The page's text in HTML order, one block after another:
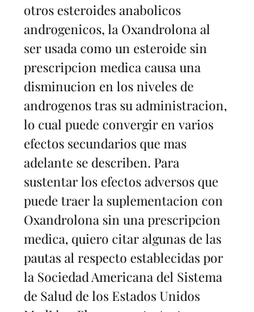
otros esteroides anabolicos
androgenicos, la Oxandrolona al
ser usada como un esteroide sin
prescripcion medica causa una
disminucion en los niveles de
androgenos tras su administracion,
lo cual puede convergir en varios
efectos secundarios que mas
adelante se describen. Para
sustentar los efectos adversos que
puede traer la suplementacion con
Oxandrolona sin una prescripcion
medica, quiero citar algunas de las
pautas al respecto establecidas por
la Sociedad Americana del Sistema
de Salud de los Estados Unidos